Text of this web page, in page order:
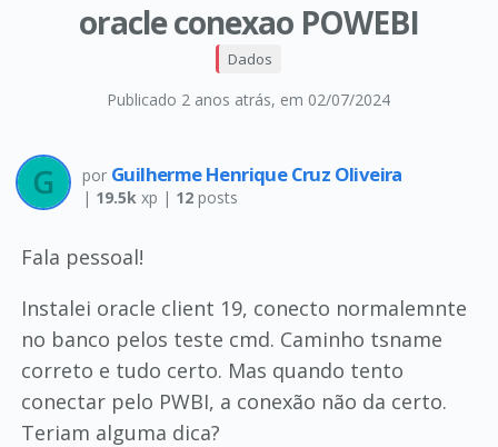
oracle conexao POWEBI
Publicado 2 anos atrás, em 02/07/2024
Dados
por Guilherme Henrique Cruz Oliveira
| 19.5kxp | 12posts
Fala pessoal!
Instalei oracle client 19, conecto normalemnte
no banco pelos teste cmd. Caminho tsname
correto e tudo certo. Mas quando tento
conectar pelo PWBI, a conexão não da certo.
Teriam alguma dica?